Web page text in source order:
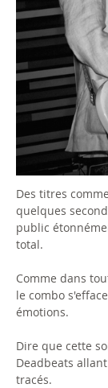
0
2
.
j
p
g
Des titres
quelques
public
total.
Comme dans
le combo
émotions.
Dire que cette
Deadbeats
tracés.